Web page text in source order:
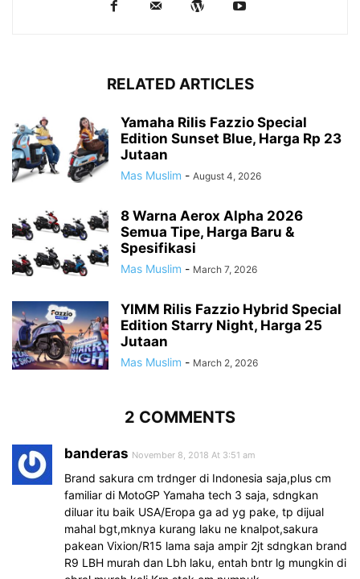
RELATED ARTICLES
Yamaha Rilis Fazzio Special
Edition Sunset Blue, Harga Rp 23
Jutaan
Mas Muslim - August 4, 2026
8 Warna Aerox Alpha 2026
Semua Tipe, Harga Baru &
Spesifikasi
Mas Muslim - March 7, 2026
YIMM Rilis Fazzio Hybrid Special
Edition Starry Night, Harga 25
Jutaan
Mas Muslim - March 2, 2026
2 COMMENTS
banderas November 8, 2018 At 3:51 am
Brand sakura cm trdnger di Indonesia saja,plus cm
familiar di MotoGP Yamaha tech 3 saja, sdngkan
diluar itu baik USA/Eropa ga ad yg pake, tp dijual
mahal bgt,mknya kurang laku ne knalpot,sakura
pakean Vixion/R15 lama saja ampir 2jt sdngkan brand
R9 LBH murah dan Lbh laku, entah bntr lg mungkin di